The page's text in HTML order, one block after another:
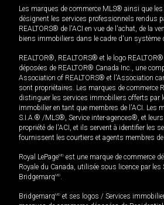
Les marques de commerce MLS® ainsi que
désignent les services professionnels rendus
REALTORS® de l'ACI en vue de l'achat, de la
biens immobiliers dans le cadre d'un système
REALTOR®, REALTORS® et le logo
déposées de REALTOR® Canada Inc., une
Association of REALTORS® et l'Association
sont propriétaires. Les marques de commerce
distinguer les services immobiliers offerts par
immobilier en tant que membres de l'ACI. Les
S.I.A.® /MLS®, Service inter-agences®, et
propriété de l'ACI, et ils servent à identifier les
fournissent les courtiers et agents membres de
Royal LePageMD est une marque de commerce
Royale du Canada, utilisée sous licence par
BridgemarqMD.
BridgemarqMD et ses logos / Services